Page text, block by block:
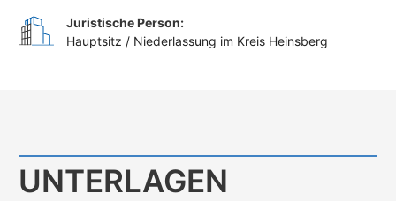
Juristische Person:
Hauptsitz / Niederlassung im Kreis Heinsberg
UNTERLAGEN